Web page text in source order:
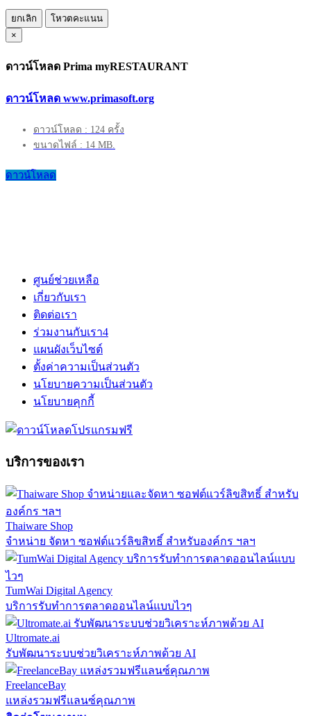
ยกเลิก
โหวตคะแนน
×
ดาวน์โหลด Prima myRESTAURANT
ดาวน์โหลด www.primasoft.org
ดาวน์โหลด : 124 ครั้ง
ขนาดไฟล์ : 14 MB.
ดาวน์โหลด
ศูนย์ช่วยเหลือ
เกี่ยวกับเรา
ติดต่อเรา
ร่วมงานกับเรา4
แผนผังเว็บไซต์
ตั้งค่าความเป็นส่วนตัว
นโยบายความเป็นส่วนตัว
นโยบายคุกกี้
บริการของเรา
Thaiware Shop
จำหน่าย จัดหา ซอฟต์แวร์ลิขสิทธิ์ สำหรับองค์กร ฯลฯ
TumWai Digital Agency
บริการรับทำการตลาดออนไลน์แบบไวๆ
Ultromate.ai
รับพัฒนาระบบช่วยวิเคราะห์ภาพด้วย AI
FreelanceBay
แหล่งรวมฟรีแลนซ์คุณภาพ